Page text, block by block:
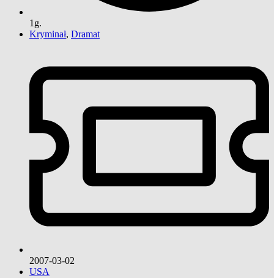
1g.
Kryminał, Dramat
2007-03-02
USA